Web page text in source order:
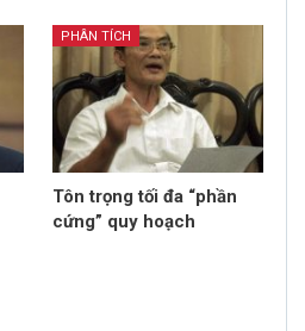
PHÂN TÍCH
Tôn trọng tối đa “phần
cứng” quy hoạch